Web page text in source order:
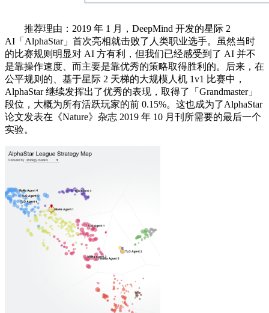
推荐理由：2019 年 1 月，DeepMind 开发的星际 2
AI「AlphaStar」首次亮相就击败了人类职业选手。虽然当时
的比赛规则明显对 AI 方有利，但我们已经感受到了 AI 并不
是靠操作速度、而主要是靠优秀的策略取得胜利的。后来，在
公平规则的、基于星际 2 天梯的大规模人机 1v1 比赛中，
AlphaStar 继续发挥出了优秀的表现，取得了「Grandmaster」
段位，大概为所有活跃玩家的前 0.15%。这也成为了AlphaStar
论文发表在《Nature》杂志 2019 年 10 月刊所需要的最后一个
实验。